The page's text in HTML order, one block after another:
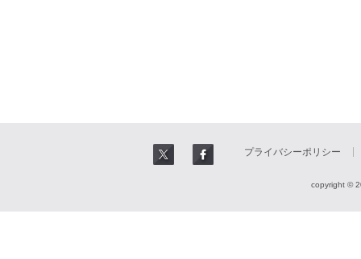
プライバシーポリシー
copyright ©